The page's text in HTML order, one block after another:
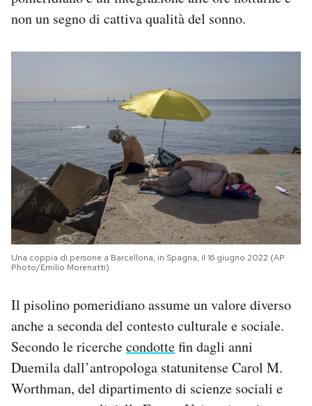
non un segno di cattiva qualità del sonno.
Una coppia di persone a Barcellona, in Spagna, il 16 giugno 2022 (AP
Photo/Emilio Morenatti)
Il pisolino pomeridiano assume un valore diverso
anche a seconda del contesto culturale e sociale.
Secondo le ricerchecondottefin dagli anni
Duemila dall’antropologa statunitense Carol M.
Worthman, del dipartimento di scienze sociali e